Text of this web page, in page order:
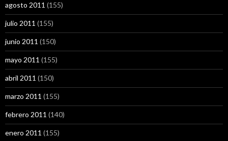
agosto 2011 (155)
julio 2011 (155)
junio 2011 (150)
mayo 2011 (155)
abril 2011 (150)
marzo 2011 (155)
febrero 2011 (140)
enero 2011 (155)